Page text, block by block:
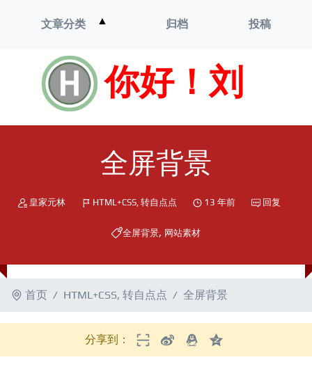
你好！刘
文章分类 ▲
单
归档 投稿
全屏背景
皇家元林 HTML+CSS, 转自点点 13 年前 回复
全屏背景, 网站素材
首页 HTML+CSS, 转自点点 全屏背景
分享到：